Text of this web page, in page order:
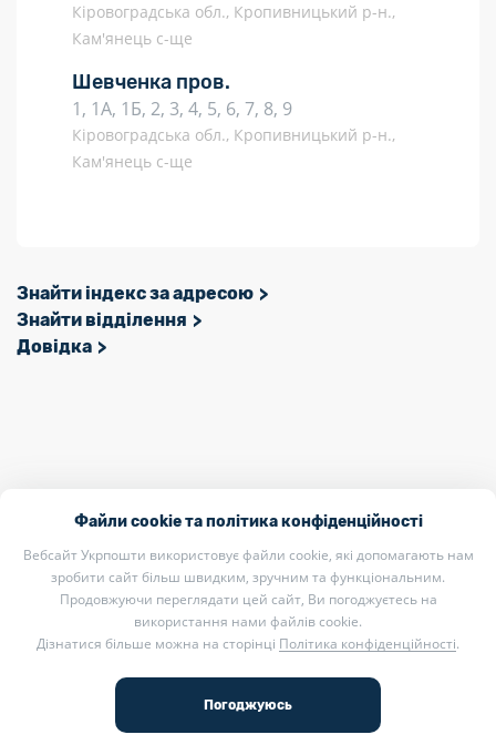
Кіровоградська обл., Кропивницький р-н.,
Кам'янець с-ще
Шевченка пров.
1, 1А, 1Б, 2, 3, 4, 5, 6, 7, 8, 9
Кіровоградська обл., Кропивницький р-н.,
Кам'янець с-ще
Знайти індекс за адресою
Знайти відділення
Довідка
Загальна інформація
Поштові послуги
Файли cookie та політика конфіденційності
Вебсайт Укрпошти використовує файли cookie, які допомагають нам
зробити сайт більш швидким, зручним та функціональним.
Продовжуючи переглядати цей сайт, Ви погоджуєтесь на
використання нами файлів cookie.
Дізнатися більше можна на сторінці Політика конфіденційності.